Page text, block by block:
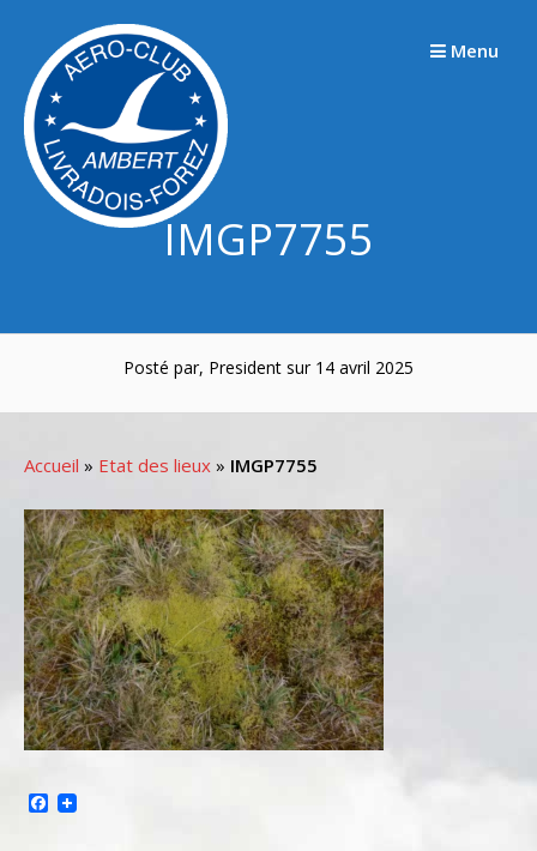
contenu
Menu
IMGP7755
Posté par, President sur 14 avril 2025
Accueil » Etat des lieux » IMGP7755
Facebook